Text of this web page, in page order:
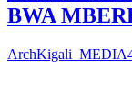
BWA
ArchKigali_MEDIA